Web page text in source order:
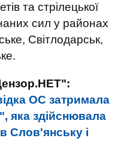
та стрілецької
сил у районах
Світлодарськ,
ОС затримала
здійснювала
Слов'янську і